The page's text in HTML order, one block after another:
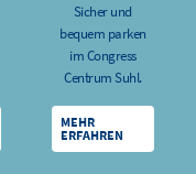
Sicher und
bequem parken
im Congress
Centrum Suhl.
MEHR
ERFAHREN